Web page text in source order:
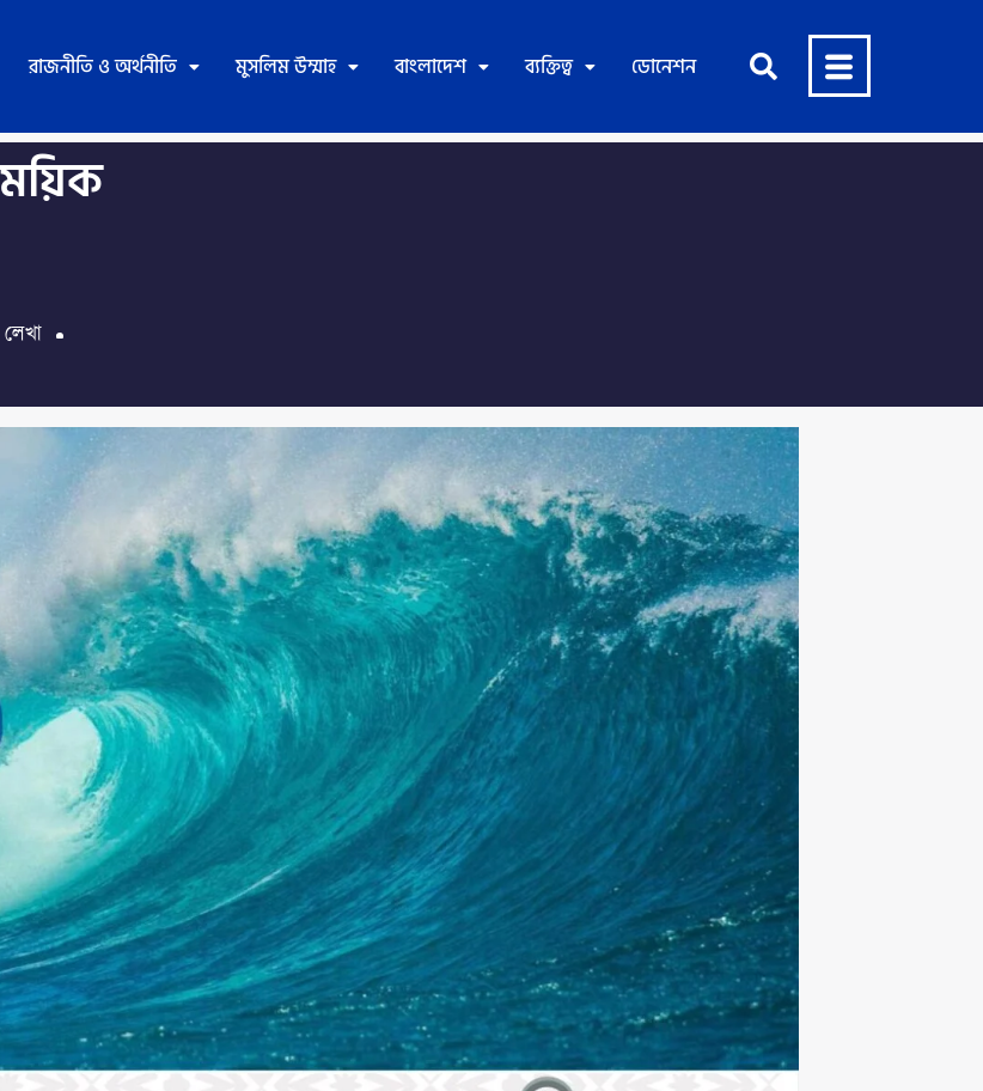
রাজনীতি ও অর্থনীতি মুসলিম উম্মাহ বাংলাদেশ ব্যক্তিত্ব ডোনেশন